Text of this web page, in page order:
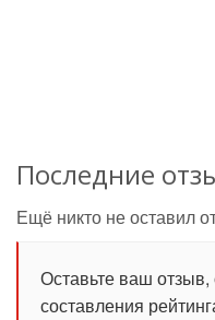
Последние
Ещё никто не оставил
Оставьте ваш
составления